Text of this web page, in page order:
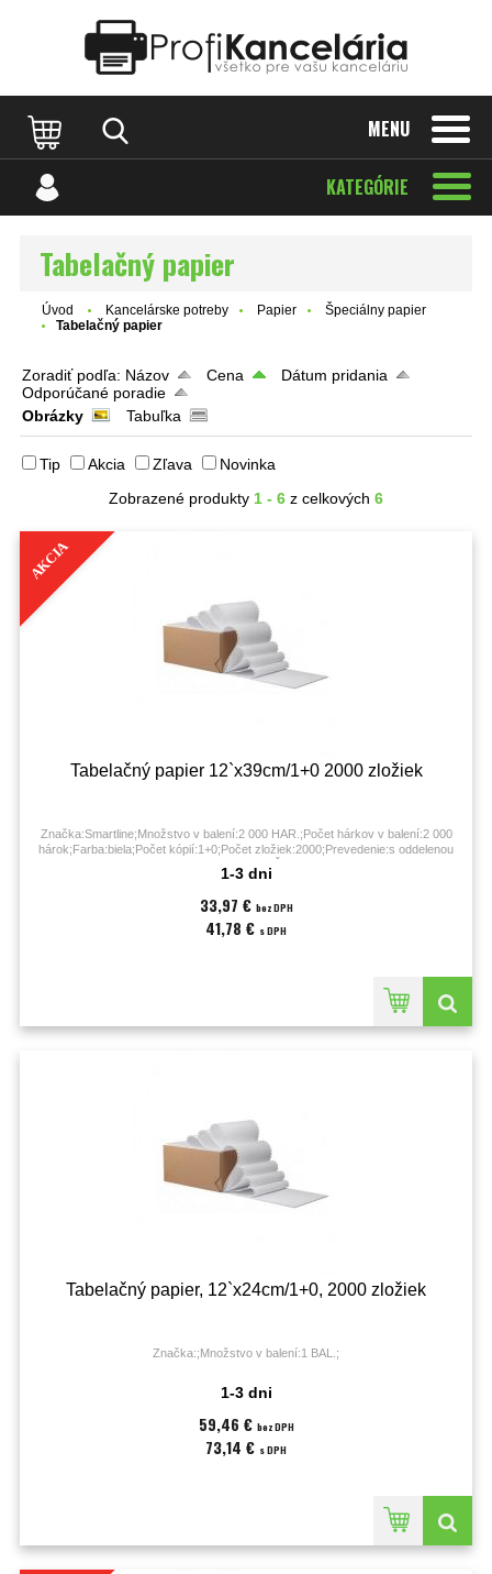
MENU
KATEGÓRIE
Tabelačný papier
Úvod Kancelárske potreby Papier
Špeciálny papier
Tabelačný papier
Zoradiť podľa: Názov Cena
Dátum pridania
Odporúčané poradie
Obrázky
Tabuľka
Tip Akcia Zľava
Novinka
Zobrazené produkty 1 - 6 z celkových 6
AKCIA
Tabelačný papier 12`x39cm/1+0 2000 zložiek
Značka:Smartline;Množstvo v balení:2 000 HAR.;Počet hárkov v balení:2 000
hárok;Farba:biela;Počet kópií:1+0;Počet zložiek:2000;Prevedenie:s oddelenou
1-3 dni
33,97 € bez DPH
41,78 € s DPH
Tabelačný papier, 12`x24cm/1+0, 2000 zložiek
Značka:;Množstvo v balení:1 BAL.;
1-3 dni
59,46 € bez DPH
73,14 € s DPH
Katalóg internetových stránok Designed by Rawpixel.com